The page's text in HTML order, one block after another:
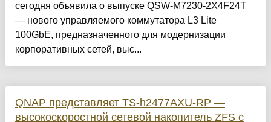
сегодня объявила о выпуске QSW-M7230-2X4F24T
— нового управляемого коммутатора L3 Lite
100GbE, предназначенного для модернизации
корпоративных сетей, выс...
QNAP представляет TS-h2477AXU-RP —
высокоскоростной сетевой накопитель ZFS с